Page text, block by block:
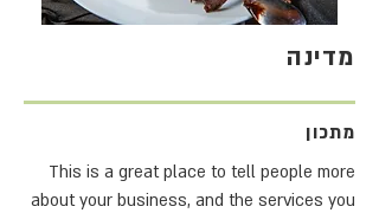
מדינה
מתכון
This is a great place to tell people more
about your business, and the services you